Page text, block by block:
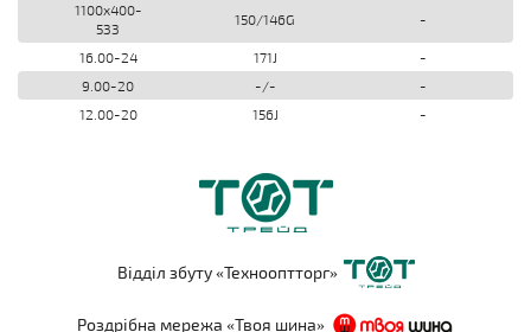
1100x400-
533
150/146G -
16.00-24 171J
-
9.00-20
-/-
-
12.00-20
156J -
Відділ збуту «Технооптторг»
Роздрібна мережа «Твоя шина»